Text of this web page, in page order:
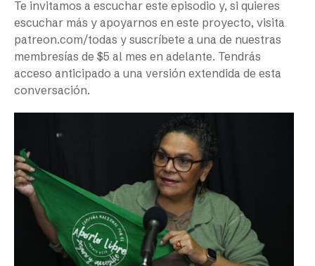
Te invitamos a escuchar este episodio y, si quieres
escuchar más y apoyarnos en este proyecto, visita
patreon.com/todas y suscríbete a una de nuestras
membresías de $5 al mes en adelante. Tendrás
acceso anticipado a una versión extendida de esta
conversación.